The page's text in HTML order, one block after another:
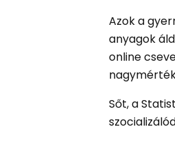
Azok a
anyagok
online
Sőt, a